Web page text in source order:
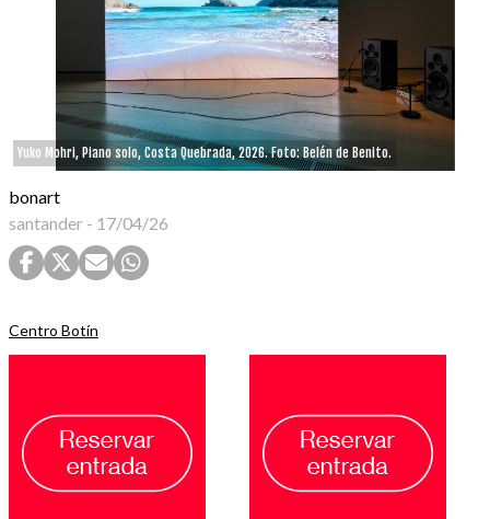
Yuko Mohri, Piano solo, Costa Quebrada, 2026. Foto: Belén de Benito.
bonart
santander - 17/04/26
Centro Botín